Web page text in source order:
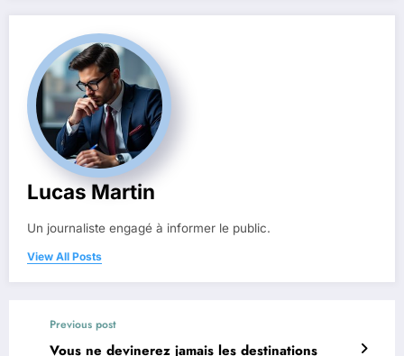
Lucas Martin
Un journaliste engagé à informer le public.
View All Posts
Previous post
Vous ne devinerez jamais les destinations